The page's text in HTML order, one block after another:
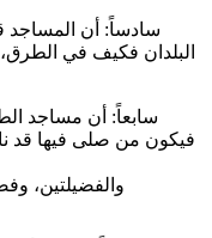
سادساً: أن المساجد
البلدان فكيف في
سابعاً: أن مساجد
فيكون من صلى فيها قد
والفضيلتين،